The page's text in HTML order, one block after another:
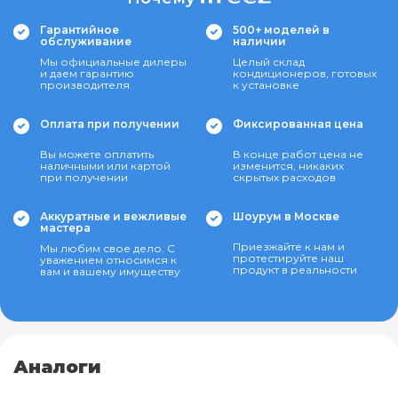
Гарантийное
обслуживание
Мы официальные дилеры
и даем гарантию
производителя
500+ моделей в
наличии
Целый склад
кондиционеров, готовых
к установке
Оплата при получении
Вы можете оплатить
наличными или картой
при получении
Фиксированная цена
В конце работ цена не
изменится, никаких
скрытых расходов
Аккуратные и вежливые
мастера
Мы любим свое дело. С
уважением относимся к
вам и вашему имуществу
Шоурум в Москве
Приезжайте к нам и
протестируйте наш
продукт в реальности
Аналоги